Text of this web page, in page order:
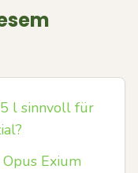
l sinnvoll für
Exium